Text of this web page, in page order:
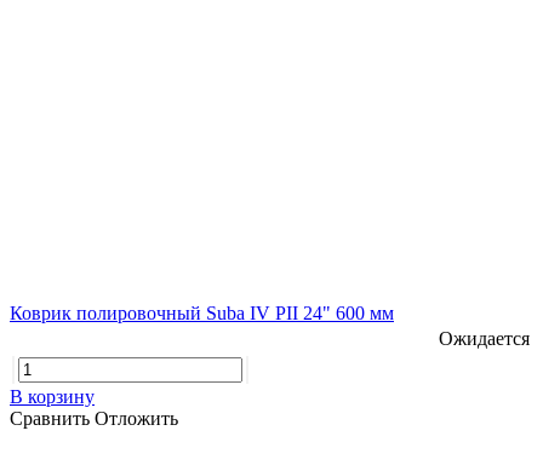
Коврик полировочный Suba IV PII 24" 600 мм
Ожидается
В корзину
Сравнить Отложить